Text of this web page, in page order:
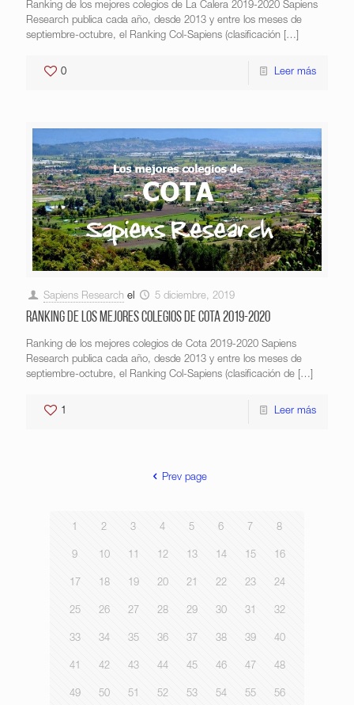
Ranking de los mejores colegios de La Calera 2019-2020 Sapiens
Research publica cada año, desde 2013 y entre los meses de
septiembre-octubre, el Ranking Col-Sapiens (clasificación […]
0 Leer más
Sapiens Research el 5 diciembre, 2019
Ranking de los mejores colegios de Cota 2019-2020
Ranking de los mejores colegios de Cota 2019-2020 Sapiens
Research publica cada año, desde 2013 y entre los meses de
septiembre-octubre, el Ranking Col-Sapiens (clasificación de […]
1 Leer más
Prev page
1 2 3 4 5 6 7 8
9 10 11 12 13 14 15 16
17 18 19 20 21 22 23 24
25 26 27 28 29 30 31 32
33 34 35 36 37 38 39 40
41 42 43 44 45 46 47 48
49 50 51 52 53 54 55 56